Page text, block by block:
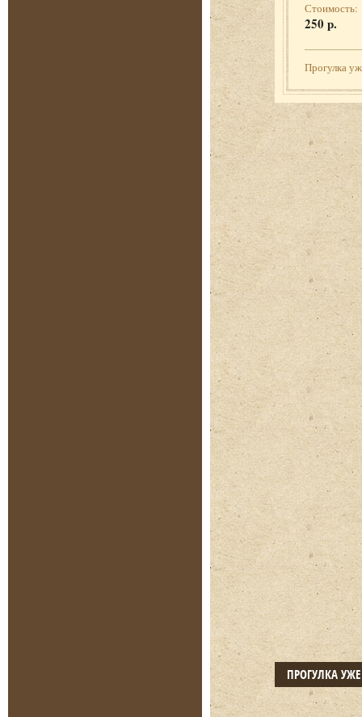
Стоимость:
250 р.
Прогулка
ПРОГУЛКА